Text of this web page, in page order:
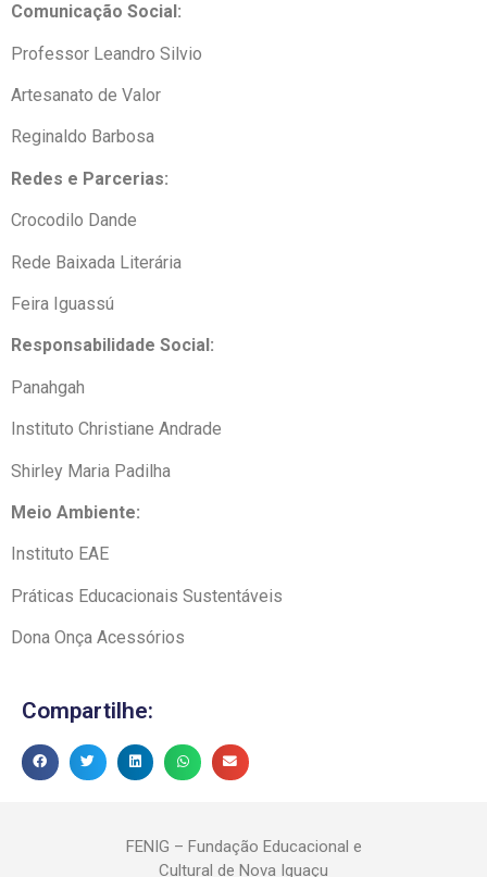
Comunicação Social:
Professor Leandro Silvio
Artesanato de Valor
Reginaldo Barbosa
Redes e Parcerias:
Crocodilo Dande
Rede Baixada Literária
Feira Iguassú
Responsabilidade Social:
Panahgah
Instituto Christiane Andrade
Shirley Maria Padilha
Meio Ambiente:
Instituto EAE
Práticas Educacionais Sustentáveis
Dona Onça Acessórios
Compartilhe:
FENIG – Fundação Educacional e
Cultural de Nova Iguaçu